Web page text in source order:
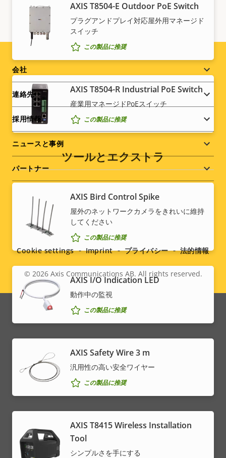
AXIS T8504-E Outdoor PoE Switch
プラグアンドプレイ対応屋外用マネージド
スイッチ
この製品に推奨
AXIS T8504-R Industrial PoE Switch
産業⽤マネージドPoEスイッチ
この製品に推奨
ツールとエクストラ
AXIS Bird Control Spike
屋外のネットワークカメラをきれいに維持
してください
この製品に推奨
AXIS I/O Indication LED
動作中の監視
この製品に推奨
AXIS Safety Wire 3 m
汎用性の高い安全ワイヤー
この製品に推奨
AXIS T8415 Wireless Installation
Tool
シンプルさを手にする
出コンプライアンス情報はここで検索できます。
Footer
menu
会社
連絡先
採用情報
ニュースと事例
パートナー
Social
menu
Legal
menu
© 2026Axis Communications AB. All rights reserved.
Cookie settings Imprint プライバシー 法的情報